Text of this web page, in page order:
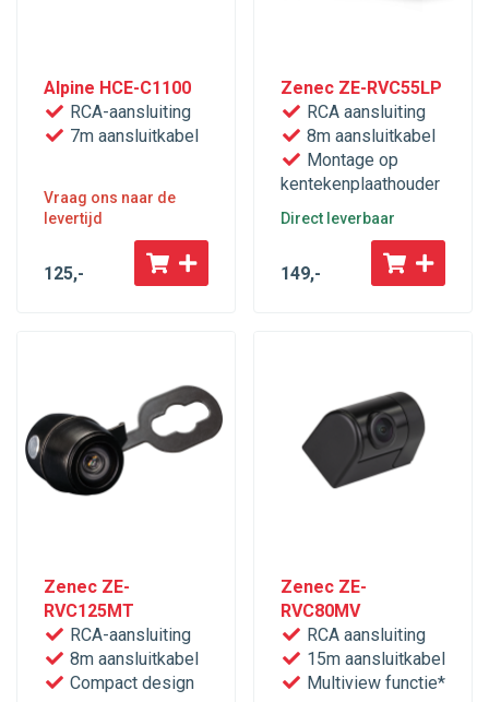
Alpine HCE-C1100
RCA-aansluiting
7m aansluitkabel
Vraag ons naar de
levertijd
125,-
Zenec ZE-RVC55LP
RCA aansluiting
8m aansluitkabel
Montage op
kentekenplaathouder
Direct leverbaar
149,-
Zenec ZE-
RVC125MT
RCA-aansluiting
8m aansluitkabel
Compact design
Zenec ZE-
RVC80MV
RCA aansluiting
15m aansluitkabel
Multiview functie*